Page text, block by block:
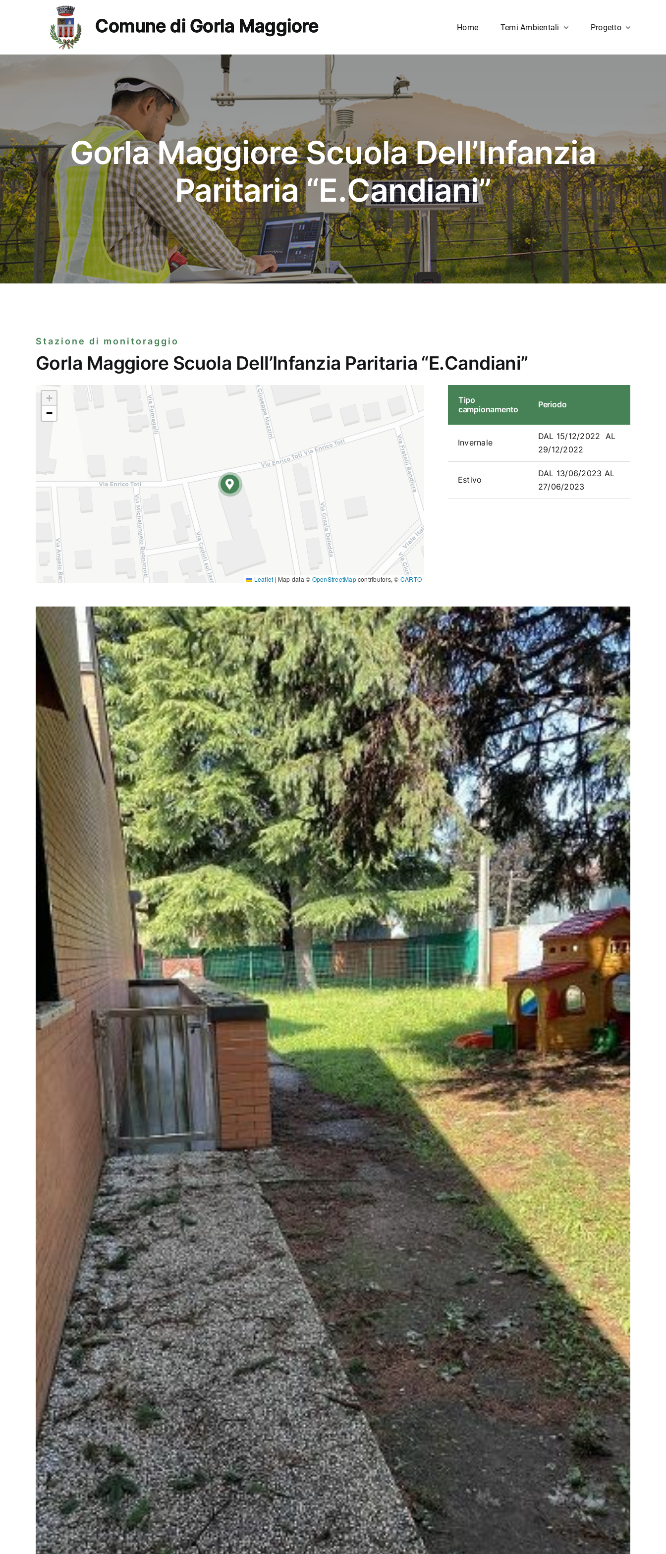
Comune di Gorla Maggiore Home Temi Ambientali Progetto
Gorla Maggiore Scuola Dell’Infanzia
Paritaria “E.Candiani”
Stazione di monitoraggio
Gorla Maggiore Scuola Dell’Infanzia Paritaria “E.Candiani”
+
−
Leaflet | Map data © OpenStreetMapcontributors, © CARTO
Tipo
campionamento
Periodo
Invernale
DAL 15/12/2022 AL
29/12/2022
Estivo
DAL 13/06/2023 AL
27/06/2023